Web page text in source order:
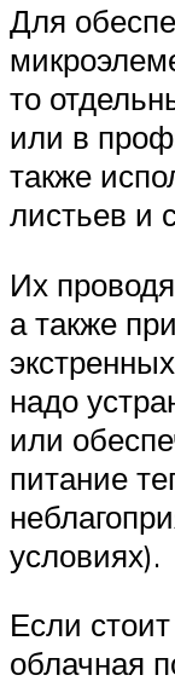
Для
то
или в
также
листьев и
Их
а также
надо
или
питание
условиях).
Если
облачная